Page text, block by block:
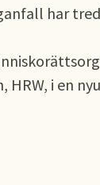
har
HRW, i en